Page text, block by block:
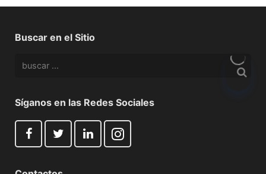
Buscar en el Sitio
Síganos en las Redes Sociales